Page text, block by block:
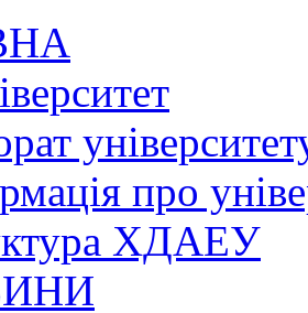
про
ХДАЕУ